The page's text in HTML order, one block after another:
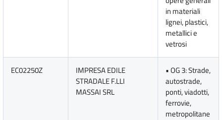
in materiali
lignei, plastici,
metallici e
vetrosi
EC02250Z
IMPRESA EDILE
STRADALE F.LLI
MASSAI SRL
• OG 3: Strade,
autostrade,
ponti, viadotti,
ferrovie,
metropolitane